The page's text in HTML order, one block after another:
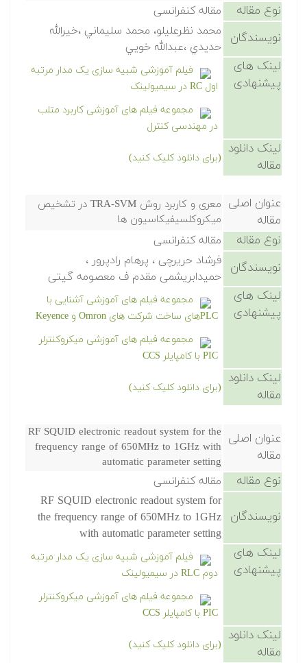
نوع مقاله مقاله کنفرانسی
نویسندگان
محمد نظرعليلو، محمد سليماني ،خيرالله
حديدي ،عبدالله خويي
لینک های
پیشنهادی
فیلم آموزشی شبیه سازی یک مدار مرتبه
اول RC در سیمیولینک
مجموعه فیلم های آموزشی کاربرد متلب
در مهندسی کنترل
لینک دانلود
مقاله
(برای دانلود کلیک کنید)
عنوان اصلی
مقاله
معری و کاربرد روش TRA-SVM در تشخیص
میکروکلسیفیکاسیون ها
نوع مقاله مقاله کنفرانسی
نویسندگان
فرشاد حریرچی ، پرهام رادپرور ،
حمیدابریشمی مقدم ف معصومه گیتی
لینک های
پیشنهادی
مجموعه فیلم های آموزشی آشنایی با
PLCهای ساخت شرکت های Omron و Keyence
مجموعه فیلم های آموزشی میکروکنترلر
PIC با کامپایلر CCS
لینک دانلود
مقاله
(برای دانلود کلیک کنید)
عنوان اصلی
مقاله
RF SQUID electronic readout system for the
frequency range of 650MHz to 1GHz with
automatic parameter setting
نوع مقاله مقاله کنفرانسی
نویسندگان
RF SQUID electronic readout system for
the frequency range of 650MHz to 1GHz
with automatic parameter setting
لینک های
پیشنهادی
فیلم آموزشی شبیه سازی یک مدار مرتبه
دوم RLC در سیمیولینک
مجموعه فیلم های آموزشی میکروکنترلر
PIC با کامپایلر CCS
لینک دانلود
مقاله
(برای دانلود کلیک کنید)